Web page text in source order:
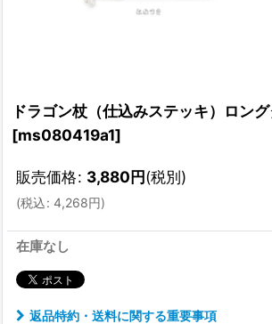
ドラゴン杖（仕込みステッキ）ロン
[ms080419a1]
販売価格: 3,880円(税別)
(税込: 4,268円)
在庫なし
返品特約・送料に関する重要事項